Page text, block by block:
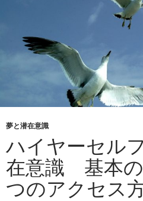
夢と潜在意識
ハイヤーセル
在意識 基本の
つのアクセス